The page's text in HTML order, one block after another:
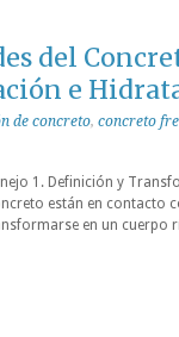
del
e
de concreto, concreto
1. Definición y
están en contacto
en un cuerpo